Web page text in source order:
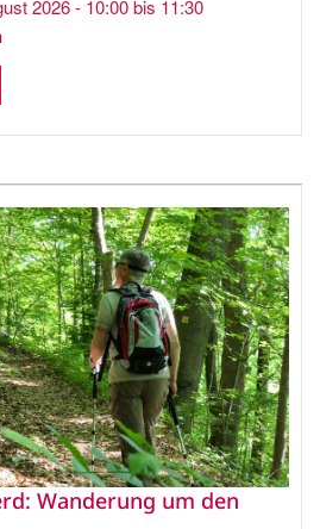
2026 - 10:00 bis 11:30
Wanderung um den